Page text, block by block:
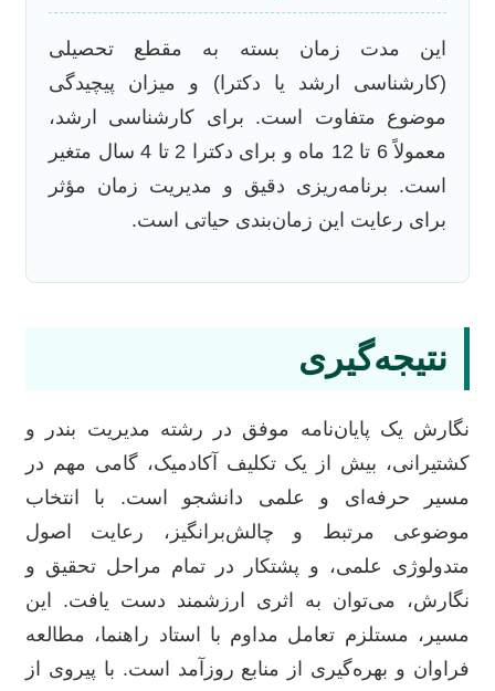
این مدت زمان بسته به مقطع تحصیلی
(کارشناسی ارشد یا دکترا) و میزان پیچیدگی
موضوع متفاوت است. برای کارشناسی ارشد،
معمولاً 6 تا 12 ماه و برای دکترا 2 تا 4 سال متغیر
است. برنامه‌ریزی دقیق و مدیریت زمان مؤثر
برای رعایت این زمان‌بندی حیاتی است.
نتیجه‌گیری
نگارش یک پایان‌نامه موفق در رشته مدیریت بندر و
کشتیرانی، بیش از یک تکلیف آکادمیک، گامی مهم در
مسیر حرفه‌ای و علمی دانشجو است. با انتخاب
موضوعی مرتبط و چالش‌برانگیز، رعایت اصول
متدولوژی علمی، و پشتکار در تمام مراحل تحقیق و
نگارش، می‌توان به اثری ارزشمند دست یافت. این
مسیر، مستلزم تعامل مداوم با استاد راهنما، مطالعه
فراوان و بهره‌گیری از منابع روزآمد است. با پیروی از